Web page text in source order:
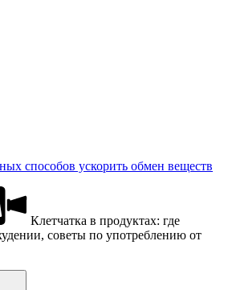
способов ускорить обмен веществ
Клетчатка в продуктах: где
советы по употреблению от